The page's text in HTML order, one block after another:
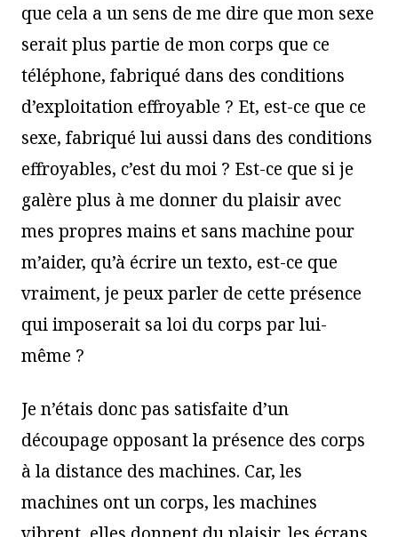
que cela a un sens de me dire que mon sexe
serait plus partie de mon corps que ce
téléphone, fabriqué dans des conditions
d’exploitation effroyable ? Et, est-ce que ce
sexe, fabriqué lui aussi dans des conditions
effroyables, c’est du moi ? Est-ce que si je
galère plus à me donner du plaisir avec
mes propres mains et sans machine pour
m’aider, qu’à écrire un texto, est-ce que
vraiment, je peux parler de cette présence
qui imposerait sa loi du corps par lui-
même ?
Je n’étais donc pas satisfaite d’un
découpage opposant la présence des corps
à la distance des machines. Car, les
machines ont un corps, les machines